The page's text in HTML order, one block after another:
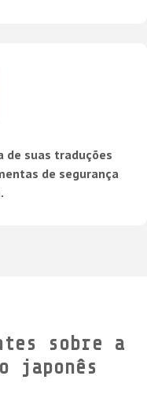
de suas traduções
de segurança
sobre a
japonês